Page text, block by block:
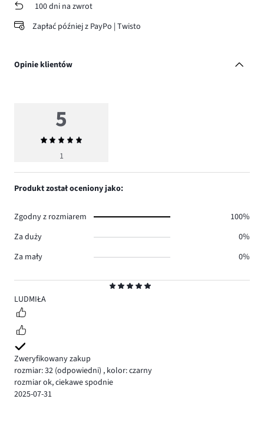
100 dni na zwrot
Zapłać później z PayPo | Twisto
Opinie klientów
5LUDMIŁA
Zweryfikowany zakup
rozmiar: 32 (odpowiedni) , kolor: czarny
rozmiar ok, ciekawe spodnie
2025-07-31
5
Średnia
ocena
1
Produkt został oceniony jako:
Zgodny z rozmiarem
100%
Za duży
0%
Za mały
0%